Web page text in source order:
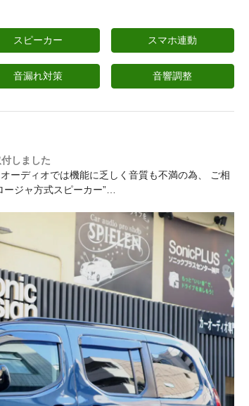
スピーカー スマホ連動
音漏れ対策 音響調整
しました
ーディオでは機能に乏しく音質も不満の為、 ご相
ジャ方式スピーカー”…